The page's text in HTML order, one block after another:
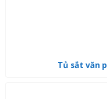
Tủ sắt văn